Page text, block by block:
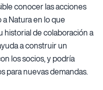
conocer las acciones
Natura en lo que
historial de colaboración a
a construir un
los socios, y podría
para nuevas demandas.